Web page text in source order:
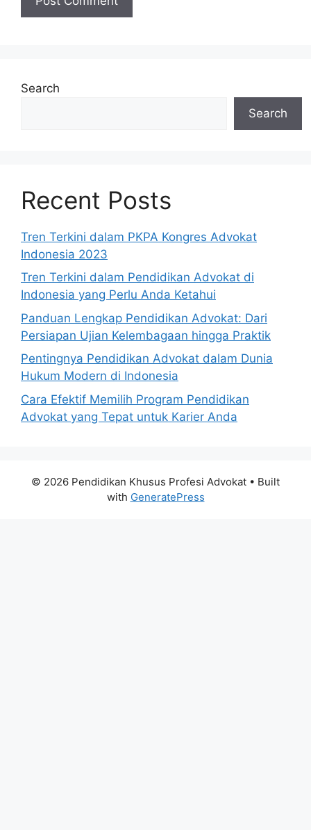
Search
Search
Recent Posts
Tren Terkini dalam PKPA Kongres Advokat
Indonesia 2023
Tren Terkini dalam Pendidikan Advokat di
Indonesia yang Perlu Anda Ketahui
Panduan Lengkap Pendidikan Advokat: Dari
Persiapan Ujian Kelembagaan hingga Praktik
Pentingnya Pendidikan Advokat dalam Dunia
Hukum Modern di Indonesia
Cara Efektif Memilih Program Pendidikan
Advokat yang Tepat untuk Karier Anda
© 2026 Pendidikan Khusus Profesi Advokat • Built
with GeneratePress